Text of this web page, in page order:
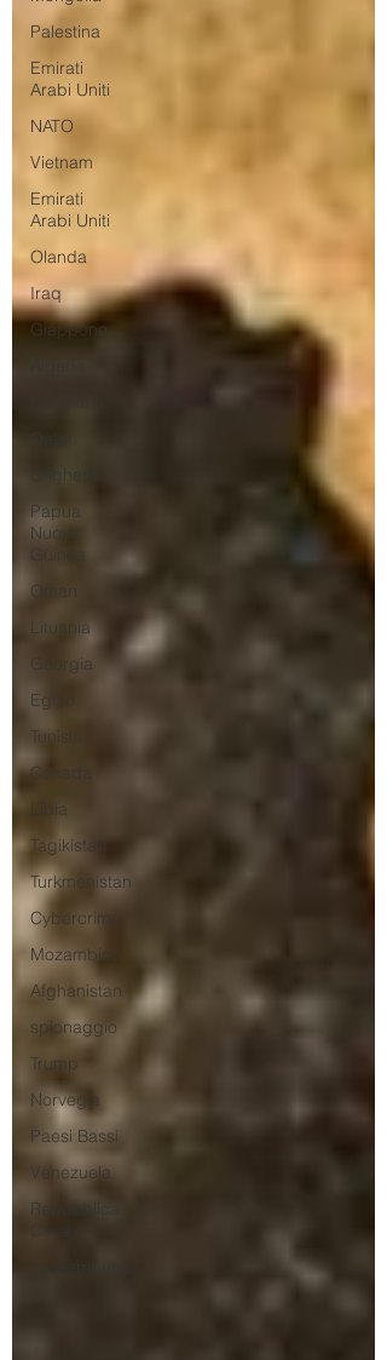
Palestina
Emirati
Arabi Uniti
NATO
Vietnam
Emirati
Arabi Uniti
Olanda
Iraq
Giappone
Qatar
Papua
Nuova
Guinea
Oman
Lituania
Georgia
Egitto
Tunisia
Canada
Libia
Tagikistan
Turkmenistan
Cybercrime
Mozambico
Afghanistan
spionaggio
Trump
Norvegia
Paesi Bassi
Venezuela
Repubblica